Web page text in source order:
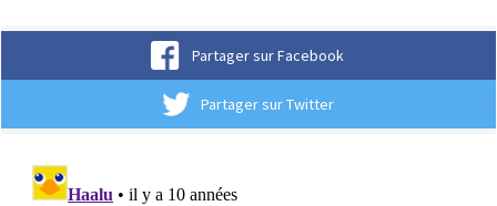
Partager sur Facebook
Partager sur Twitter